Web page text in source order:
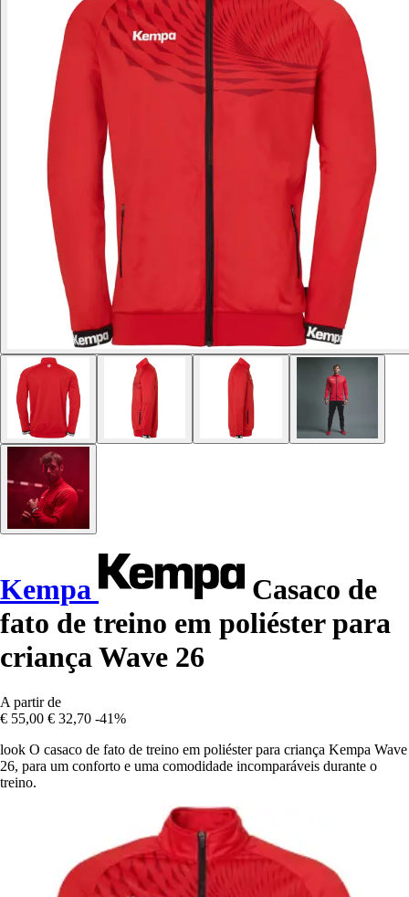
Kempa
Casaco de
fato de treino em poliéster para
criança Wave 26
A partir de
€ 55,00 € 32,70 -41%
look O casaco de fato de treino em poliéster para criança Kempa Wave
26, para um conforto e uma comodidade incomparáveis durante o
treino.